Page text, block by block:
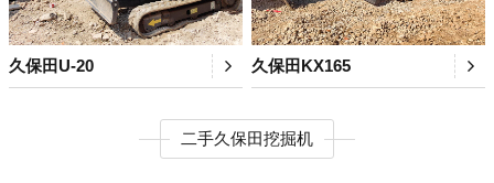
久保田U-20 久保田KX165
二手久保田挖掘机